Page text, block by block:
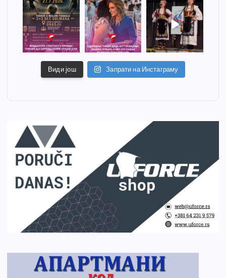
Види још Запрати на Инстаграму